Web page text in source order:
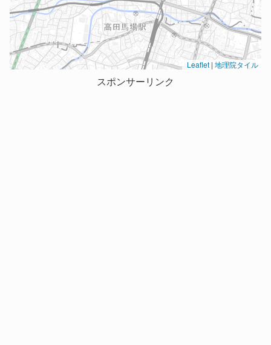
Leaflet | 地理院タイル
スポンサーリンク